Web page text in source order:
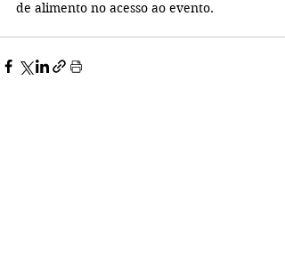
de alimento no acesso ao evento.